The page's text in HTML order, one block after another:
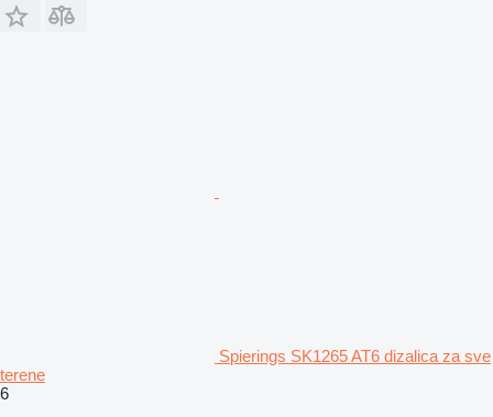
Spierings SK1265 AT6 dizalica za sve
terene
6